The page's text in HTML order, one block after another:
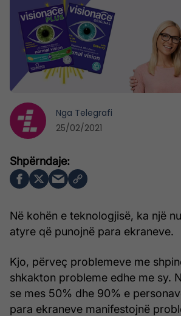
Në kohën e teknologjisë, ka një
atyre që punojnë para ekraneve.
Kjo, përveç problemeve me
shkakton probleme edhe me sy.
se mes 50% dhe 90% e
para ekraneve manifestojnë
Nga Telegrafi
25/02/2021